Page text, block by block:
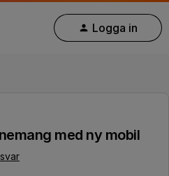
Logga in
med ny mobil